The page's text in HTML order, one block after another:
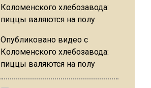
Опубликовано видео с
Коломенского хлебозавода:
пиццы валяются на полу